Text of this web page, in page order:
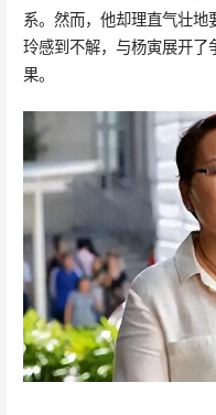
系。然而，他却理直气壮
玲感到不解，与杨寅展开了
果。